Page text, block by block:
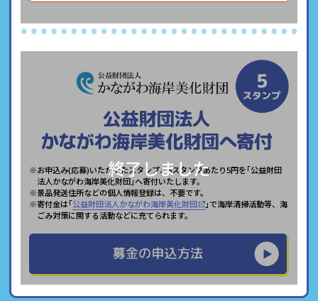
終了しました
※お申込み(応募)いただいたスタンプ、5スタンプあたり5円を｢公益財団
法人かながわ海岸美化財団｣へ寄付いたします。
※景品発送住所などの個人情報登録は、不要です。
※寄付金は｢公益財団法人かながわ海岸美化財団
｣で海岸清掃活動等、海
ごみ対策に関する活動などに充てられます。